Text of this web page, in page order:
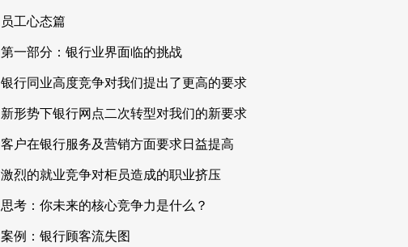
员工心态篇
第一部分：银行业界面临的挑战
银行同业高度竞争对我们提出了更高的要求
新形势下银行网点二次转型对我们的新要求
客户在银行服务及营销方面要求日益提高
激烈的就业竞争对柜员造成的职业挤压
思考：你未来的核心竞争力是什么？
案例：银行顾客流失图